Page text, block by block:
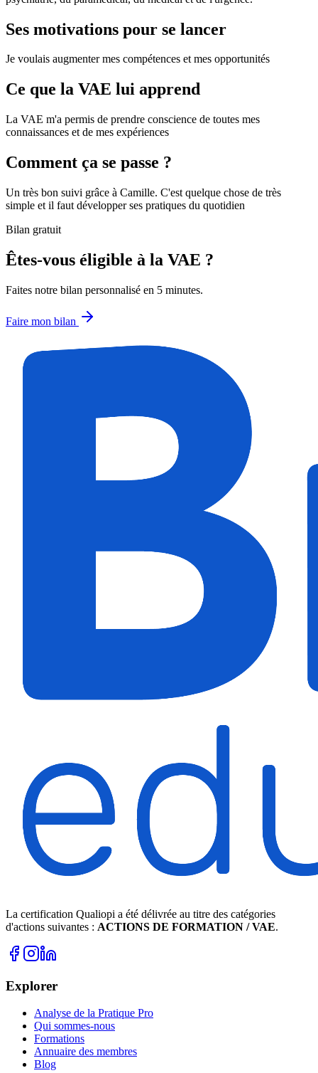
Ses motivations pour se lancer
Je voulais augmenter mes compétences et mes opportunités
Ce que la VAE lui apprend
La VAE m'a permis de prendre conscience de toutes mes
connaissances et de mes expériences
Comment ça se passe ?
Un très bon suivi grâce à Camille. C'est quelque chose de très
simple et il faut développer ses pratiques du quotidien
Bilan gratuit
Êtes-vous éligible à la VAE ?
Faites notre bilan personnalisé en 5 minutes.
Faire mon bilan
La certification Qualiopi a été délivrée au titre des catégories
d'actions suivantes : ACTIONS DE FORMATION / VAE.
Explorer
Analyse de la Pratique Pro
Qui sommes-nous
Formations
Annuaire des membres
Blog